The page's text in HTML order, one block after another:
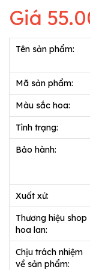
Giá
Tên sản phẩm:
Mã sản phẩm:
Màu sắc hoa:
Tình trạng:
Bảo hành:
Xuất xứ:
Thương hiệu shop
hoa lan:
Chịu trách nhiệm
về sản phẩm: